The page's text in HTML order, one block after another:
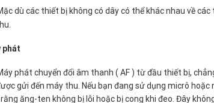
dù các thiết bị không có dây có thể khác nhau về
phát
phát chuyển đổi âm thanh ( AF ) từ đầu thiết bị,
gửi đến máy thu. Nếu bạn đang sử dụng micrô
rằng ăng-ten không bị lỗi hoặc bị cong khi đeo. Đây